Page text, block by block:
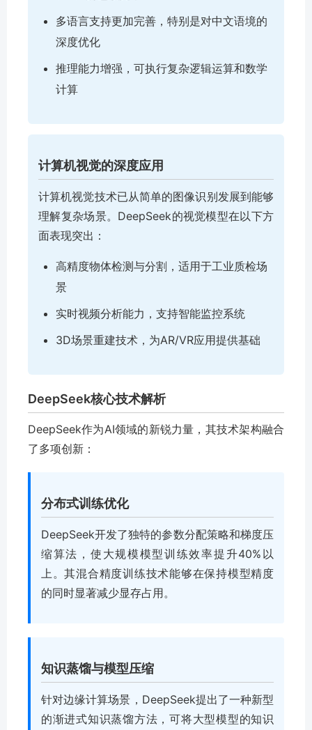
多语言支持更加完善，特别是对中文语境的
深度优化
推理能力增强，可执行复杂逻辑运算和数学
计算
计算机视觉的深度应用
计算机视觉技术已从简单的图像识别发展到能够
理解复杂场景。DeepSeek的视觉模型在以下方
面表现突出：
高精度物体检测与分割，适用于工业质检场
景
实时视频分析能力，支持智能监控系统
3D场景重建技术，为AR/VR应用提供基础
DeepSeek核心技术解析
DeepSeek作为AI领域的新锐力量，其技术架构融合
了多项创新：
分布式训练优化
DeepSeek开发了独特的参数分配策略和梯度压
缩算法，使大规模模型训练效率提升40%以
上。其混合精度训练技术能够在保持模型精度
的同时显著减少显存占用。
知识蒸馏与模型压缩
针对边缘计算场景，DeepSeek提出了一种新型
的渐进式知识蒸馏方法，可将大型模型的知识